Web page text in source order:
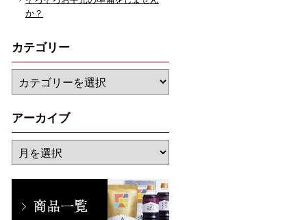
か？
カテゴリー
アーカイブ